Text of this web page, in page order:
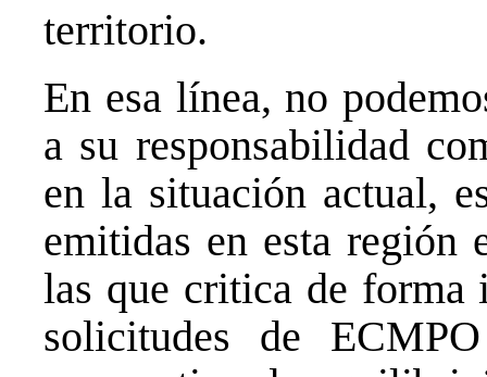
territorio.
En esa línea, no
a su responsabilidad
en la situación actual,
emitidas en esta región
las que critica de forma
solicitudes de